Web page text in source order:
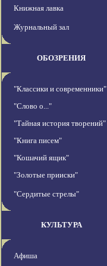
Книжная лавка
Журнальный зал
ОБОЗРЕНИЯ
"Классики и современники"
"Слово о..."
"Тайная история творений"
"Книга писем"
"Кошачий ящик"
"Золотые прииски"
"Сердитые стрелы"
КУЛЬТУРА
Афиша